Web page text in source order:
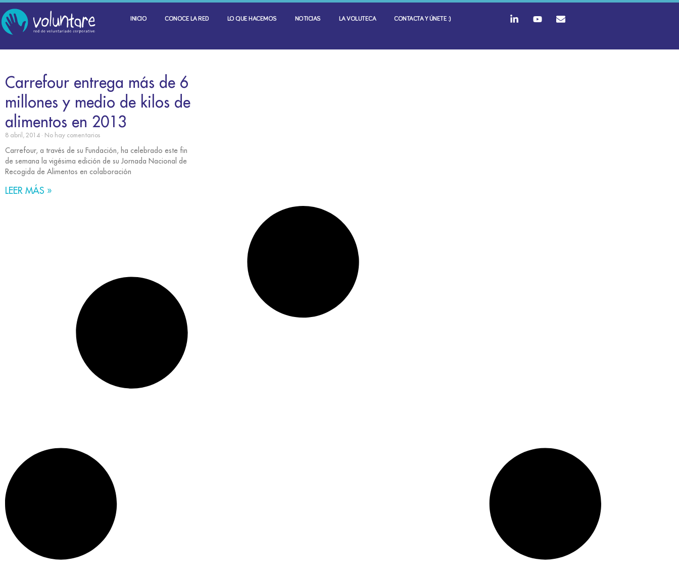
INICIO CONOCE LA RED LO QUE HACEMOS NOTICIAS LA VOLUTECA CONTACTA Y ÚNETE :)
Carrefour entrega más de 6
millones y medio de kilos de
alimentos en 2013
8 abril, 2014 No hay comentarios
Carrefour, a través de su Fundación, ha celebrado este fin
de semana la vigésima edición de su Jornada Nacional de
Recogida de Alimentos en colaboración
LEER MÁS »